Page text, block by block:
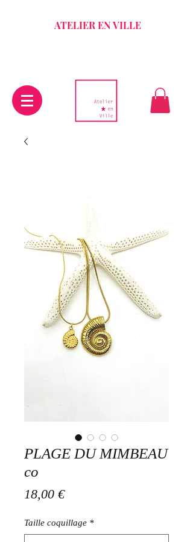
ATELIER EN VILLE
PLAGE DU MIMBEAU
co
18,00 €Prix
Taille coquillage *